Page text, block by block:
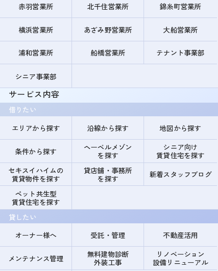
赤羽営業所 北千住営業所 錦糸町営業所
横浜営業所 あざみ野営業所 大船営業所
浦和営業所 船橋営業所 テナント事業部
シニア事業部
サービス内容
借りたい
エリアから探す
沿線から探す 地図から探す
条件から探す
ヘーベルメゾン
を探す
シニア向け
賃貸住宅を探す
セキスイハイムの
賃貸物件を探す
貸店舗・事務所
を探す
新着スタッフブログ
ペット共生型
賃貸住宅を探す
貸したい
オーナー様へ
受託・管理 不動産活用
メンテナンス管理
無料建物診断
外装工事
リノベーション
設備リニューアル